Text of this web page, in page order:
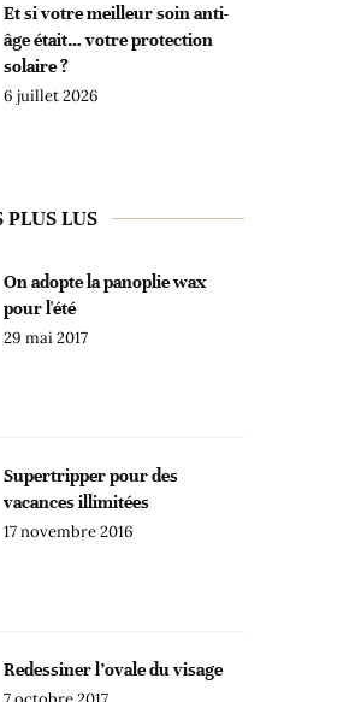
Et si votre meilleur soin anti-
âge était… votre protection
solaire ?
6 juillet 2026
PLUS LUS
On adopte la panoplie wax
pour l'été
29 mai 2017
Supertripper pour des
vacances illimitées
17 novembre 2016
Redessiner l’ovale du visage